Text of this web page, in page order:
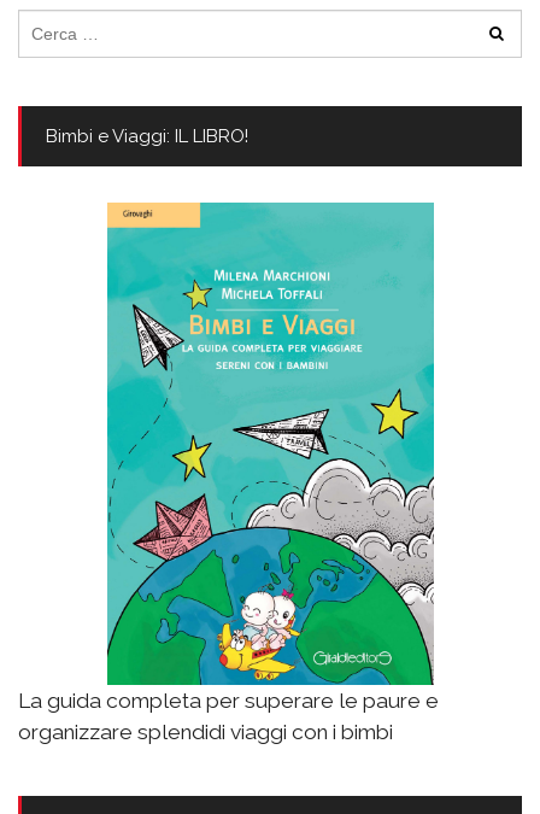
per:
Bimbi e Viaggi: IL LIBRO!
La guida completa per superare le paure e
organizzare splendidi viaggi con i bimbi